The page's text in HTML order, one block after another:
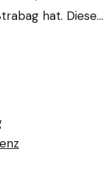
hat. Diese